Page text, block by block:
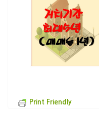
Print Friendly